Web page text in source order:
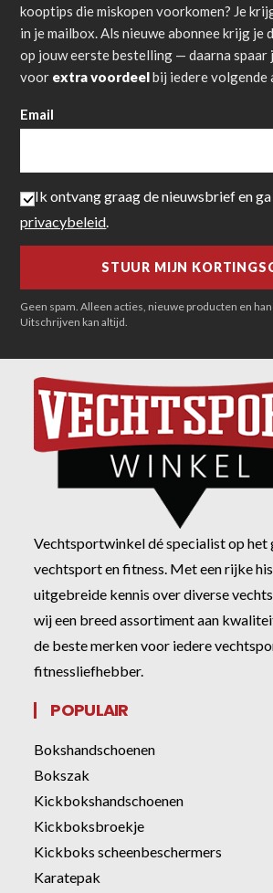
kooptips die miskopen voorkomen? Je
in je mailbox. Als nieuwe abonnee krijg je
op jouw eerste bestelling — daarna spaar
voor extra voordeelbij iedere volgende
Email
Ik ontvang graag de nieuwsbrief en
privacybeleid.
Geen spam. Alleen acties, nieuwe producten en
Uitschrijven kan altijd.
Vechtsportwinkel dé specialist op het
vechtsport en fitness. Met een rijke
uitgebreide kennis over diverse
wij een breed assortiment aan
de beste merken voor iedere
fitnessliefhebber.
POPULAIR
Bokshandschoenen
Bokszak
Kickbokshandschoenen
Kickboksbroekje
Kickboks scheenbeschermers
Karatepak